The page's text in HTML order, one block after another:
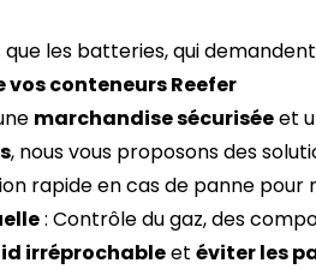
que les batteries, qui
conteneurs Reefer
marchandise sécuriséeet
, nous vous proposons des
rapide en cas de panne pour
: Contrôle du gaz, des
irréprochableet éviter les